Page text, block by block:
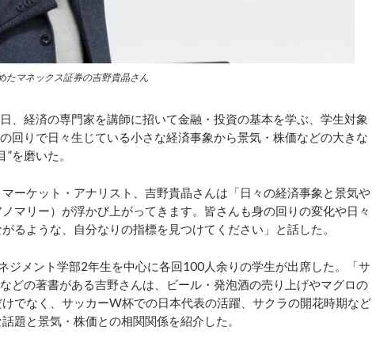
たマネックス証券の吉野貴晶さん
経済の専門家を講師に招いて金融・投資の基本を学ぶ、学生対象
回りで日々生じている小さな経済事象から景気・株価などの大きな
を磨いた。
ーケット・アナリスト、吉野貴晶さんは「日々の経済事象と景気や
マリー）が浮かび上がってきます。皆さんも身の回りの変化や日々
るような、自分なりの指標を見つけてください」と話した。
メント学部2年生を中心に各回100人余りの学生が出席した。「サ
どの著書がある吉野さんは、ビール・発泡酒の売り上げやマグロの
でなく、サッカーW杯での日本代表の活躍、サクラの開花時期など
題と景気・株価との相関関係を紹介した。